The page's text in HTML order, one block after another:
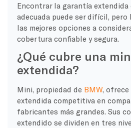
Encontrar la garantía extendida
adecuada puede ser difícil, pero
las mejores opciones a
cobertura confiable y segura.
¿Qué cubre una
extendida?
Mini, propiedad de BMW, ofrece
extendida competitiva en
fabricantes más grandes. Sus
extendido se dividen en tres